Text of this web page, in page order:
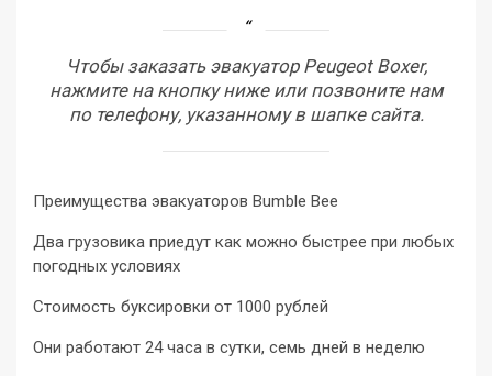
Чтобы заказать эвакуатор Peugeot Boxer,
нажмите на кнопку ниже или позвоните нам
по телефону, указанному в шапке сайта.
Преимущества эвакуаторов Bumble Bee
Два грузовика приедут как можно быстрее при любых
погодных условиях
Стоимость буксировки от 1000 рублей
Они работают 24 часа в сутки, семь дней в неделю